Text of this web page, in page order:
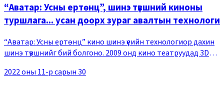
“Аватар: Усны ертөнц”, шинэ түвшний киноны
туршлага... усан доорх зураг авалтын технологи
“Аватар: Усны ертөнц” кино шинэ үеийн технологиор дахин
шинэ түвшнийг бий болгоно. 2009 онд кино театруудад 3D
“Аватар: Усны Ертөнц”-т HFR(High
2022 оны 11-р сарын 30